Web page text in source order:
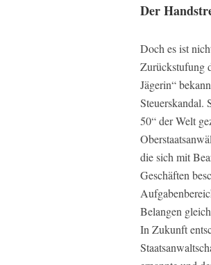
Der
Doch es ist
Zurückstufung
Jägerin“
Steuerskandal.
50“ der Welt
die sich mit
Geschäften
Belangen
In Zukunft